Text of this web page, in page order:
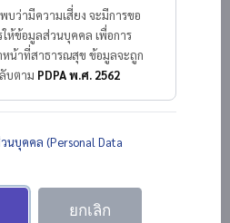
บว่ามีความเสี่ยง จะมีการขอ
ห้ข้อมูลส่วนบุคคล เพื่อการ
หน้าที่สาธารณสุข ข้อมูลจะถูก
บตาม PDPA พ.ศ. 2562
นบุคคล (Personal Data
ยกเลิก